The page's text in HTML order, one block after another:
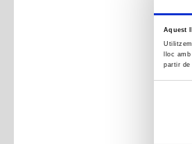
Aquest
lloc
partir de